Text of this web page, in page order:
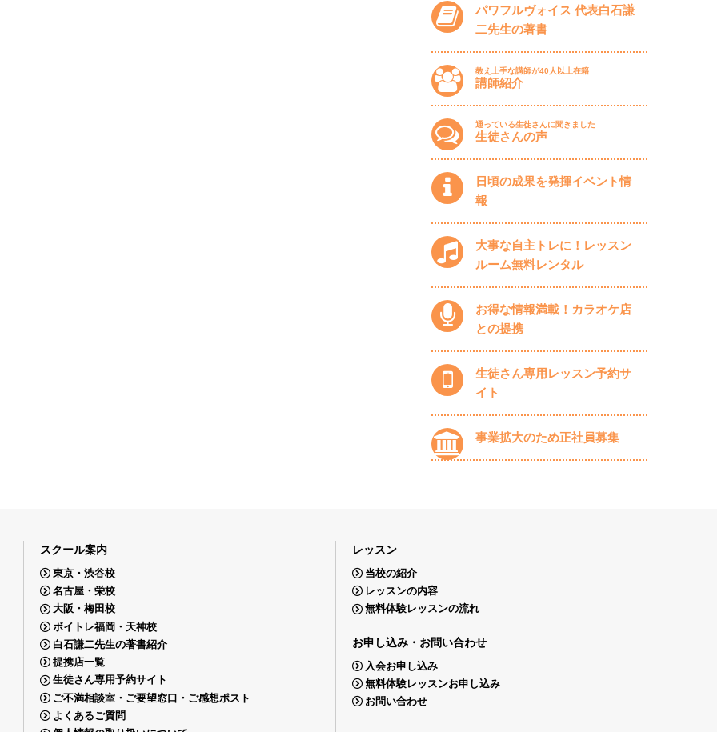
パワフルヴォイス 代表白石謙
二先生の著書
教え上手な講師が40人以上在籍
講師紹介
通っている生徒さんに聞きました
生徒さんの声
日頃の成果を発揮イベント情
報
大事な自主トレに！レッスン
ルーム無料レンタル
お得な情報満載！カラオケ店
との提携
生徒さん専用レッスン予約サ
イト
事業拡大のため正社員募集
スクール案内
東京・渋谷校
名古屋・栄校
大阪・梅田校
ボイトレ福岡・天神校
白石謙二先生の著書紹介
提携店一覧
生徒さん専用予約サイト
ご不満相談室・ご要望窓口・ご感想ポスト
よくあるご質問
レッスン
当校の紹介
レッスンの内容
無料体験レッスンの流れ
お申し込み・お問い合わせ
入会お申し込み
無料体験レッスンお申し込み
お問い合わせ